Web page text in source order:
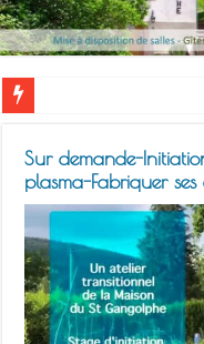
Sur demande-
plasma-Fabriquer ses